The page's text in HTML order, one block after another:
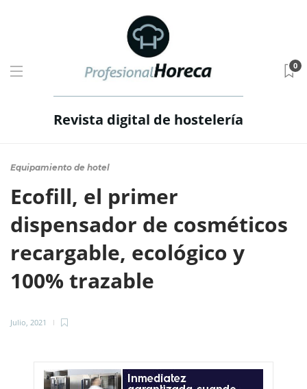
Revista digital de hostelería
0
Equipamiento de hotel
Ecofill, el primer
dispensador de cosméticos
recargable, ecológico y
100% trazable
Julio, 2021